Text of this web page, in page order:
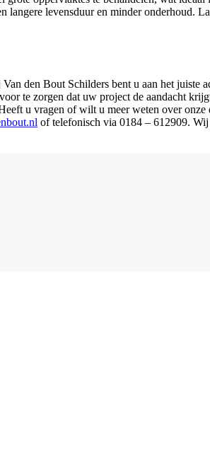
levensduur en minder onderhoud.
den Bout Schilders bent u aan het juiste
te zorgen dat uw project de aandacht
u vragen of wilt u meer weten over onze
of telefonisch via 0184 – 612909. Wij